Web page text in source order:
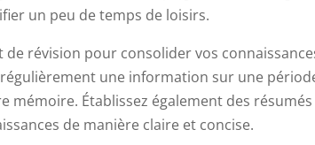
un peu de temps de loisirs.
révision pour consolider vos
une information sur une
mémoire. Établissez également des
de manière claire et concise.